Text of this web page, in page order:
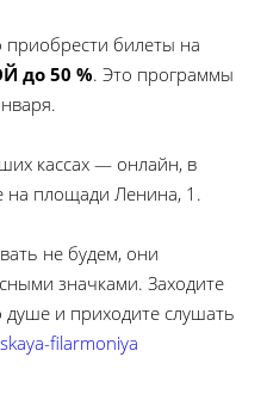
билеты на
до 50 %. Это программы
кассах — онлайн, в
на площади Ленина, 1.
не будем, они
значками. Заходите
и приходите слушать
filarmoniya